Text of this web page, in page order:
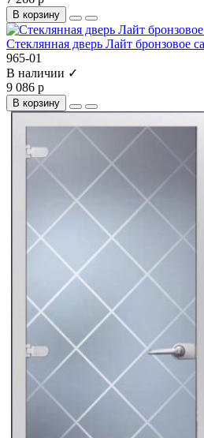
В корзину
Стеклянная дверь Лайт бронзовое
965-01
В наличии ✓
9 086 р
В корзину